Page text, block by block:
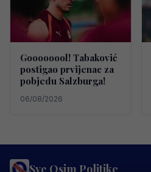
Goooooool! Tabaković
postigao prvijenac za
pobjedu Salzburga!
06/08/2026